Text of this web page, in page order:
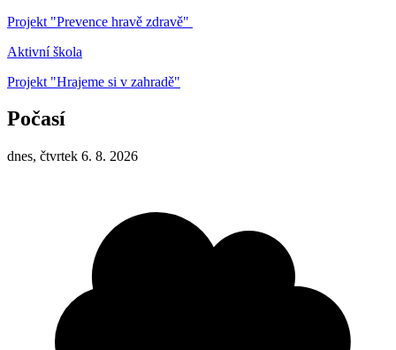
Projekt "Prevence hravě zdravě"
Aktivní škola
Projekt "Hrajeme si v zahradě"
Počasí
dnes, čtvrtek 6. 8. 2026